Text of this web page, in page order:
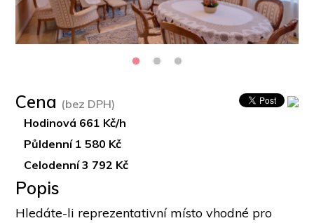
Cena (bez DPH)
Hodinová 661 Kč/h
Půldenní 1 580 Kč
Celodenní 3 792 Kč
Popis
Hledáte-li reprezentativní místo vhodné pro